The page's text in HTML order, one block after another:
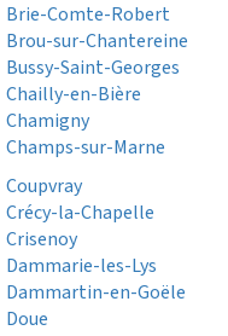
Brie-Comte-Robert
Brou-sur-Chantereine
Bussy-Saint-Georges
Chailly-en-Bière
Chamigny
Champs-sur-Marne
Coupvray
Crécy-la-Chapelle
Crisenoy
Dammarie-les-Lys
Dammartin-en-Goële
Doue